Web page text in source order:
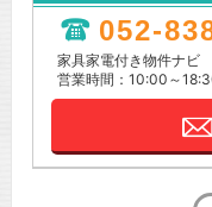
052-
家具家電付き物件ナビ
営業時間：10:00～